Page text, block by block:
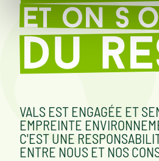
VALS EST ENGAGÉE ET
EMPREINTE
C'EST UNE
ENTRE NOUS ET NOS